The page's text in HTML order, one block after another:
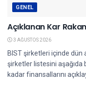
GENEL
Açıklanan Kar
3 AĞUSTOS 2026
BIST şirketleri içinde dün
şirketler listesini aşağıda
kadar finansallarını